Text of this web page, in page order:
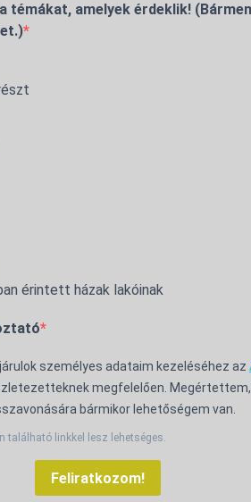
témákat, amelyek érdeklik!
érintett házak lakóinak
személyes adataim kezeléséhez az
megfelelően.
bármikor lehetőségem van.
található linkkel lesz lehetséges.
Feliratkozom!